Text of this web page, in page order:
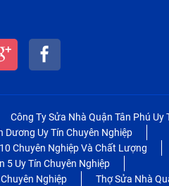
Công Ty Sửa Nhà Quận Tân Phú Uy
Dương Uy Tín Chuyên Nghiệp
Chuyên Nghiệp Và Chất Lượng
5 Uy Tín Chuyên Nghiệp
Nghiệp
Thợ Sửa Nhà